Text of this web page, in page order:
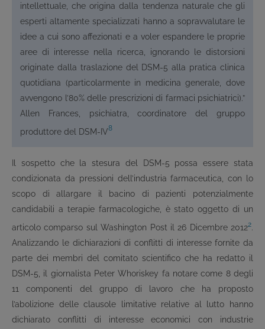
intellettuale, che origina dalla tendenza naturale che gli
esperti altamente specializzati hanno a sopravvalutare le
idee a cui sono affezionati e a voler espandere le proprie
aree di interesse nella ricerca, ignorando le distorsioni
originate dalla traslazione del DSM-5 alla pratica clinica
quotidiana (particolarmente in medicina generale, dove
avvengono l’80% delle prescrizioni di farmaci psichiatrici).”
Allen Frances, psichiatra, coordinatore del gruppo
produttore del DSM-IV8
Il sospetto che la stesura del DSM-5 possa essere stata
condizionata da pressioni dell’industria farmaceutica, con lo
scopo di allargare il bacino di pazienti potenzialmente
candidabili a terapie farmacologiche, è stato oggetto di un
articolo comparso sul Washington Post il 26 Dicembre 20122.
Analizzando le dichiarazioni di conflitti di interesse fornite da
parte dei membri del comitato scientifico che ha redatto il
DSM-5, il giornalista Peter Whoriskey fa notare come 8 degli
11 componenti del gruppo di lavoro che ha proposto
l’abolizione delle clausole limitative relative al lutto hanno
dichiarato conflitti di interesse economici con industrie